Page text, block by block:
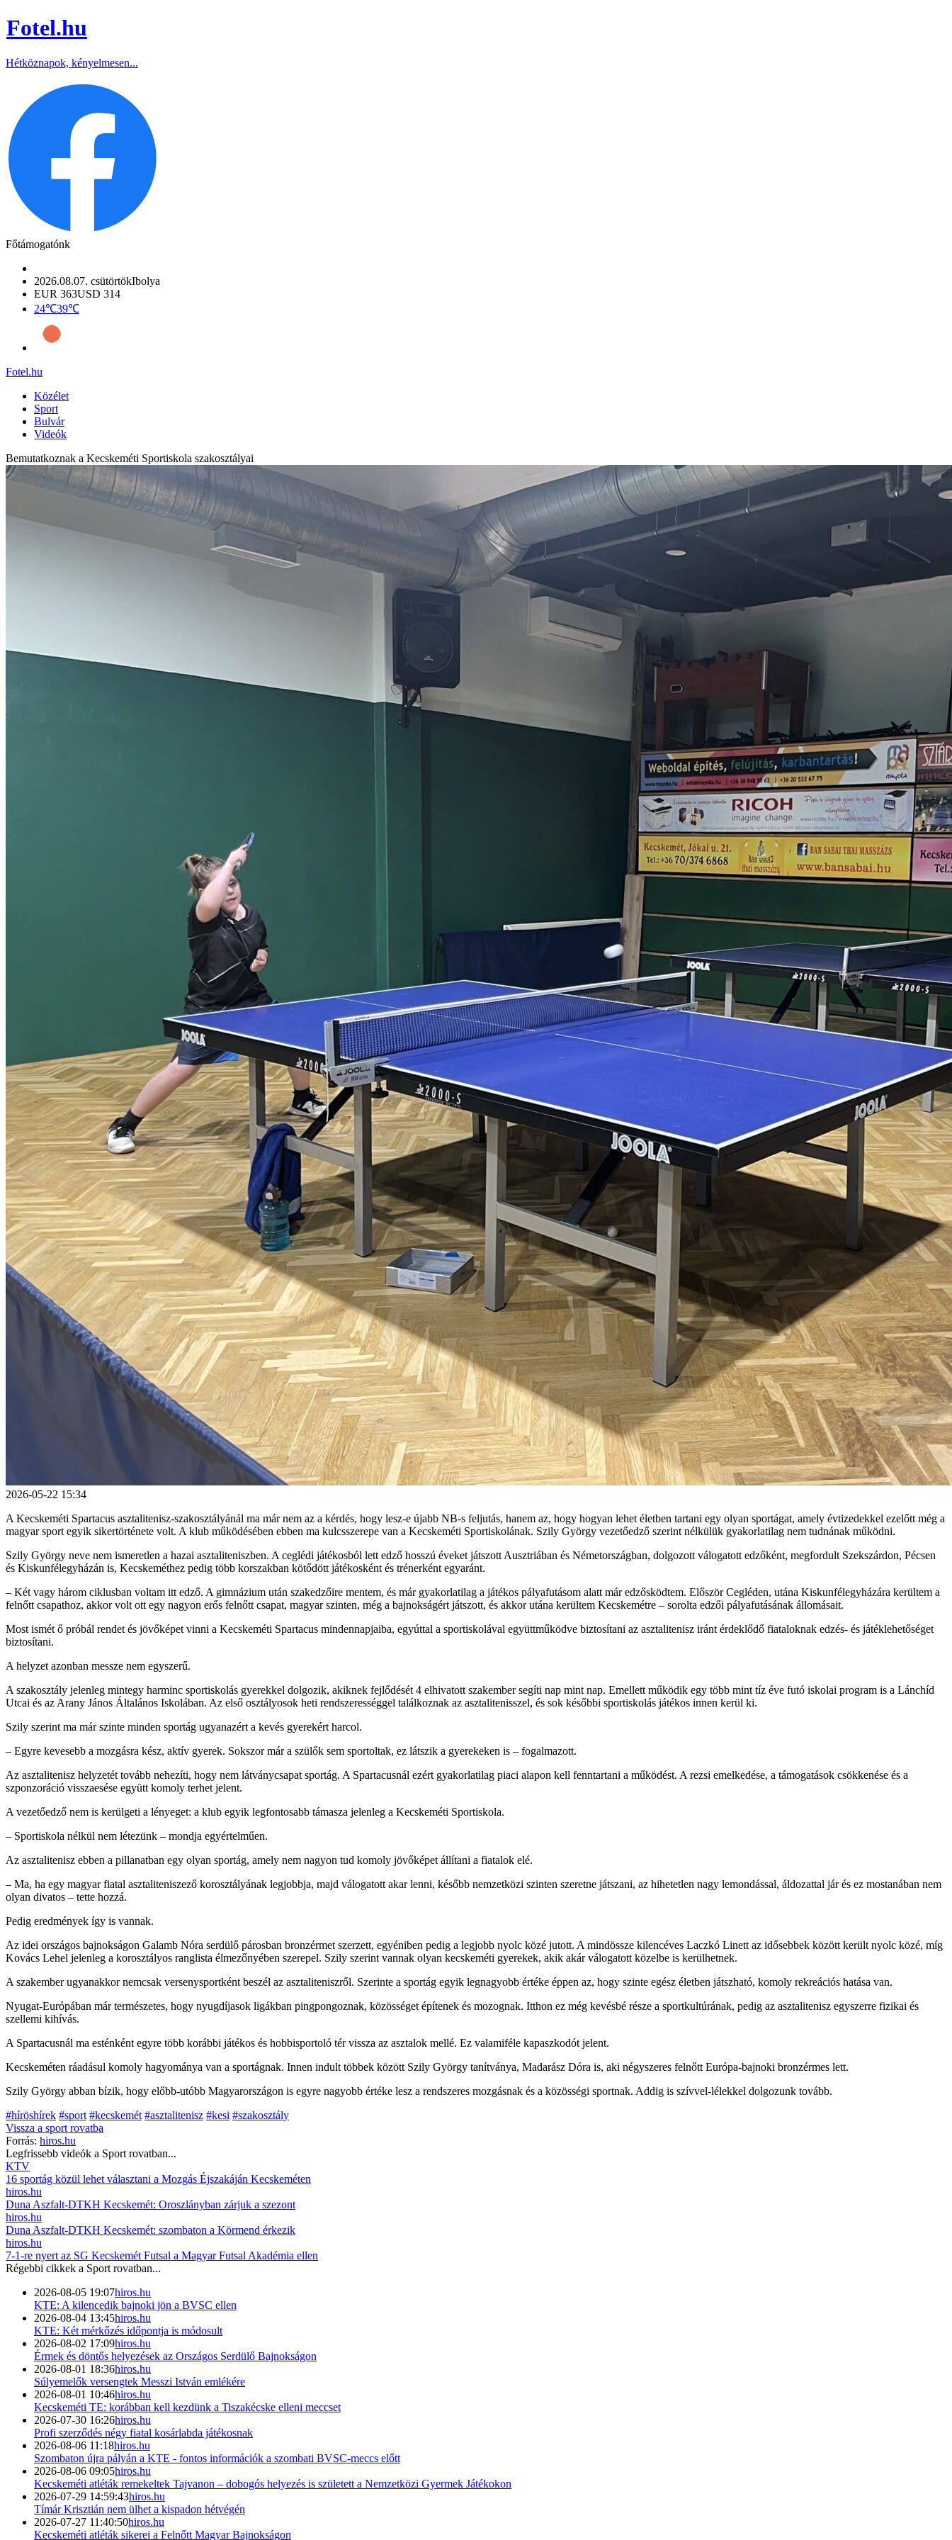
Fotel.hu
Hétköznapok, kényelmesen...
Főtámogatónk
2026.08.07. csütörtökIbolya
EUR 363USD 314
24℃39℃
Fotel.hu
Közélet
Sport
Bulvár
Videók
Bemutatkoznak a Kecskeméti Sportiskola szakosztályai
2026-05-22 15:34
A Kecskeméti Spartacus asztalitenisz-szakosztályánál ma már nem az a kérdés, hogy lesz-e újabb NB-s feljutás, hanem az, hogy hogyan lehet életben tartani egy olyan sportágat, amely évtizedekkel ezelőtt még a
magyar sport egyik sikertörténete volt. A klub működésében ebben ma kulcsszerepe van a Kecskeméti Sportiskolának. Szily György vezetőedző szerint nélkülük gyakorlatilag nem tudnának működni.
Szily György neve nem ismeretlen a hazai asztaliteniszben. A ceglédi játékosból lett edző hosszú éveket játszott Ausztriában és Németországban, dolgozott válogatott edzőként, megfordult Szekszárdon, Pécsen
és Kiskunfélegyházán is, Kecskeméthez pedig több korszakban kötődött játékosként és trénerként egyaránt.
– Két vagy három ciklusban voltam itt edző. A gimnázium után szakedzőire mentem, és már gyakorlatilag a játékos pályafutásom alatt már edzősködtem. Először Cegléden, utána Kiskunfélegyházára kerültem a
felnőtt csapathoz, akkor volt ott egy nagyon erős felnőtt csapat, magyar szinten, még a bajnokságért játszott, és akkor utána kerültem Kecskemétre – sorolta edzői pályafutásának állomásait.
Most ismét ő próbál rendet és jövőképet vinni a Kecskeméti Spartacus mindennapjaiba, egyúttal a sportiskolával együttműködve biztosítani az asztalitenisz iránt érdeklődő fiataloknak edzés- és játéklehetőséget
biztosítani.
A helyzet azonban messze nem egyszerű.
A szakosztály jelenleg mintegy harminc sportiskolás gyerekkel dolgozik, akiknek fejlődését 4 elhivatott szakember segíti nap mint nap. Emellett működik egy több mint tíz éve futó iskolai program is a Lánchíd
Utcai és az Arany János Általános Iskolában. Az első osztályosok heti rendszerességgel találkoznak az asztalitenisszel, és sok későbbi sportiskolás játékos innen kerül ki.
Szily szerint ma már szinte minden sportág ugyanazért a kevés gyerekért harcol.
– Egyre kevesebb a mozgásra kész, aktív gyerek. Sokszor már a szülők sem sportoltak, ez látszik a gyerekeken is – fogalmazott.
Az asztalitenisz helyzetét tovább nehezíti, hogy nem látványcsapat sportág. A Spartacusnál ezért gyakorlatilag piaci alapon kell fenntartani a működést. A rezsi emelkedése, a támogatások csökkenése és a
szponzoráció visszaesése együtt komoly terhet jelent.
A vezetőedző nem is kerülgeti a lényeget: a klub egyik legfontosabb támasza jelenleg a Kecskeméti Sportiskola.
– Sportiskola nélkül nem létezünk – mondja egyértelműen.
Az asztalitenisz ebben a pillanatban egy olyan sportág, amely nem nagyon tud komoly jövőképet állítani a fiatalok elé.
– Ma, ha egy magyar fiatal asztaliteniszező korosztályának legjobbja, majd válogatott akar lenni, később nemzetközi szinten szeretne játszani, az hihetetlen nagy lemondással, áldozattal jár és ez mostanában nem
olyan divatos – tette hozzá.
Pedig eredmények így is vannak.
Az idei országos bajnokságon Galamb Nóra serdülő párosban bronzérmet szerzett, egyéniben pedig a legjobb nyolc közé jutott. A mindössze kilencéves Laczkó Linett az idősebbek között került nyolc közé, míg
Kovács Lehel jelenleg a korosztályos ranglista élmezőnyében szerepel. Szily szerint vannak olyan kecskeméti gyerekek, akik akár válogatott közelbe is kerülhetnek.
A szakember ugyanakkor nemcsak versenysportként beszél az asztaliteniszről. Szerinte a sportág egyik legnagyobb értéke éppen az, hogy szinte egész életben játszható, komoly rekreációs hatása van.
Nyugat-Európában már természetes, hogy nyugdíjasok ligákban pingpongoznak, közösséget építenek és mozognak. Itthon ez még kevésbé része a sportkultúrának, pedig az asztalitenisz egyszerre fizikai és
szellemi kihívás.
A Spartacusnál ma esténként egyre több korábbi játékos és hobbisportoló tér vissza az asztalok mellé. Ez valamiféle kapaszkodót jelent.
Kecskeméten ráadásul komoly hagyománya van a sportágnak. Innen indult többek között Szily György tanítványa, Madarász Dóra is, aki négyszeres felnőtt Európa-bajnoki bronzérmes lett.
Szily György abban bízik, hogy előbb-utóbb Magyarországon is egyre nagyobb értéke lesz a rendszeres mozgásnak és a közösségi sportnak. Addig is szívvel-lélekkel dolgozunk tovább.
#híröshírek #sport #kecskemét #asztalitenisz #kesi #szakosztály
Vissza a sport rovatba
Forrás: hiros.hu
Legfrissebb videók a Sport rovatban...
KTV
16 sportág közül lehet választani a Mozgás Éjszakáján Kecskeméten
hiros.hu
Duna Aszfalt-DTKH Kecskemét: Oroszlányban zárjuk a szezont
hiros.hu
Duna Aszfalt-DTKH Kecskemét: szombaton a Körmend érkezik
hiros.hu
7-1-re nyert az SG Kecskemét Futsal a Magyar Futsal Akadémia ellen
Régebbi cikkek a Sport rovatban...
2026-08-05 19:07hiros.hu
KTE: A kilencedik bajnoki jön a BVSC ellen
2026-08-04 13:45hiros.hu
KTE: Két mérkőzés időpontja is módosult
2026-08-02 17:09hiros.hu
Érmek és döntős helyezések az Országos Serdülő Bajnokságon
2026-08-01 18:36hiros.hu
Súlyemelők versengtek Messzi István emlékére
2026-08-01 10:46hiros.hu
Kecskeméti TE: korábban kell kezdünk a Tiszakécske elleni meccset
2026-07-30 16:26hiros.hu
Profi szerződés négy fiatal kosárlabda játékosnak
2026-08-06 11:18hiros.hu
Szombaton újra pályán a KTE - fontos információk a szombati BVSC-meccs előtt
2026-08-06 09:05hiros.hu
Kecskeméti atléták remekeltek Tajvanon – dobogós helyezés is született a Nemzetközi Gyermek Játékokon
2026-07-29 14:59:43hiros.hu
Tímár Krisztián nem ülhet a kispadon hétvégén
2026-07-27 11:40:50hiros.hu
Kecskeméti atléták sikerei a Felnőtt Magyar Bajnokságon